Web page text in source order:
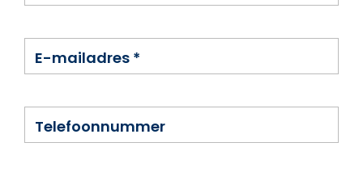
E-mailadres *
Telefoonnummer